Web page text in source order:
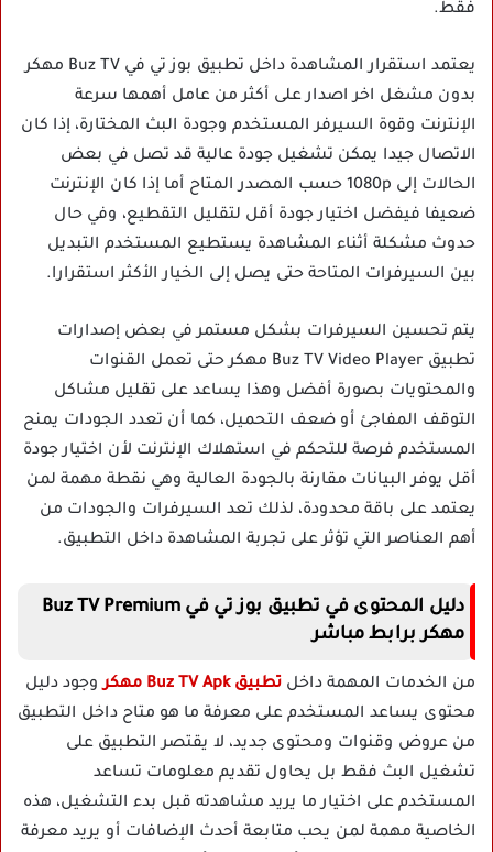
فقط.
يعتمد استقرار المشاهدة داخل تطبيق بوز تي في Buz TV مهكر
بدون مشغل اخر اصدار على أكثر من عامل أهمها سرعة
الإنترنت وقوة السيرفر المستخدم وجودة البث المختارة، إذا كان
الاتصال جيدا يمكن تشغيل جودة عالية قد تصل في بعض
الحالات إلى 1080p حسب المصدر المتاح أما إذا كان الإنترنت
ضعيفا فيفضل اختيار جودة أقل لتقليل التقطيع، وفي حال
حدوث مشكلة أثناء المشاهدة يستطيع المستخدم التبديل
بين السيرفرات المتاحة حتى يصل إلى الخيار الأكثر استقرارا.
يتم تحسين السيرفرات بشكل مستمر في بعض إصدارات
تطبيق Buz TV Video Player مهكر حتى تعمل القنوات
والمحتويات بصورة أفضل وهذا يساعد على تقليل مشاكل
التوقف المفاجئ أو ضعف التحميل، كما أن تعدد الجودات يمنح
المستخدم فرصة للتحكم في استهلاك الإنترنت لأن اختيار جودة
أقل يوفر البيانات مقارنة بالجودة العالية وهي نقطة مهمة لمن
يعتمد على باقة محدودة، لذلك تعد السيرفرات والجودات من
أهم العناصر التي تؤثر على تجربة المشاهدة داخل التطبيق.
دليل المحتوى في تطبيق بوز تي في Buz TV Premium
مهكر برابط مباشر
من الخدمات المهمة داخل تطبيق Buz TV Apk مهكر
وجود دليل
محتوى يساعد المستخدم على معرفة ما هو متاح داخل التطبيق
من عروض وقنوات ومحتوى جديد، لا يقتصر التطبيق على
تشغيل البث فقط بل يحاول تقديم معلومات تساعد
المستخدم على اختيار ما يريد مشاهدته قبل بدء التشغيل، هذه
الخاصية مهمة لمن يحب متابعة أحدث الإضافات أو يريد معرفة